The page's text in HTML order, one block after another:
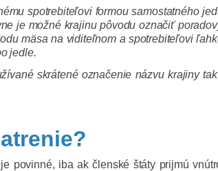
spotrebiteľovi formou samostatného
je možné krajinu pôvodu označiť
mäsa na viditeľnom a spotrebiteľovi
jedle.
skrátené označenie názvu krajiny
povinné, iba ak členské štáty prijmú